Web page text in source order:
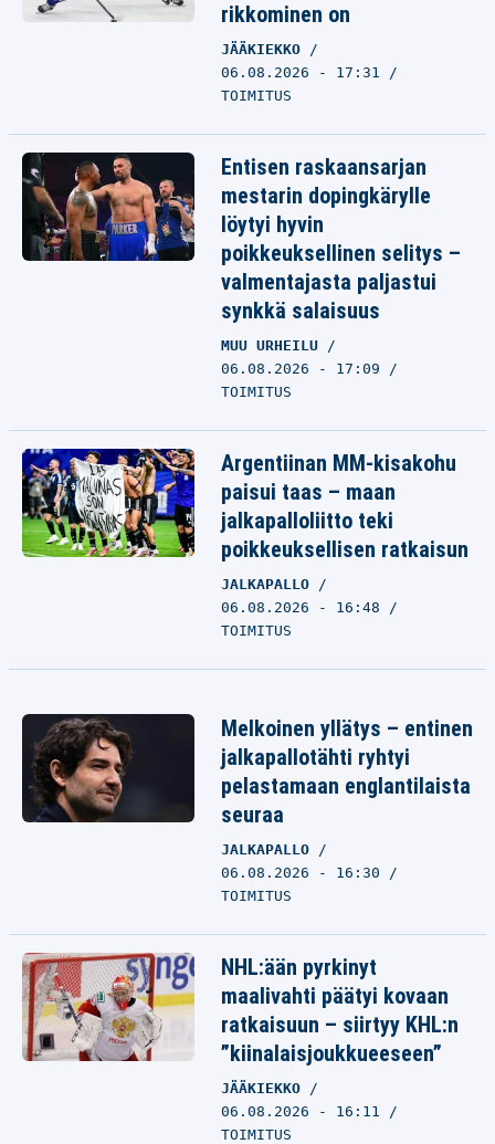
rikkominen on
JÄÄKIEKKO
06.08.2026 - 17:31
TOIMITUS
Entisen raskaansarjan
mestarin dopingkärylle
löytyi hyvin
poikkeuksellinen selitys –
valmentajasta paljastui
synkkä salaisuus
MUU URHEILU
06.08.2026 - 17:09
TOIMITUS
Argentiinan MM-kisakohu
paisui taas – maan
jalkapalloliitto teki
poikkeuksellisen ratkaisun
JALKAPALLO
06.08.2026 - 16:48
TOIMITUS
Melkoinen yllätys – entinen
jalkapallotähti ryhtyi
pelastamaan englantilaista
seuraa
JALKAPALLO
06.08.2026 - 16:30
TOIMITUS
NHL:ään pyrkinyt
maalivahti päätyi kovaan
ratkaisuun – siirtyy KHL:n
”kiinalaisjoukkueeseen”
JÄÄKIEKKO
06.08.2026 - 16:11
TOIMITUS